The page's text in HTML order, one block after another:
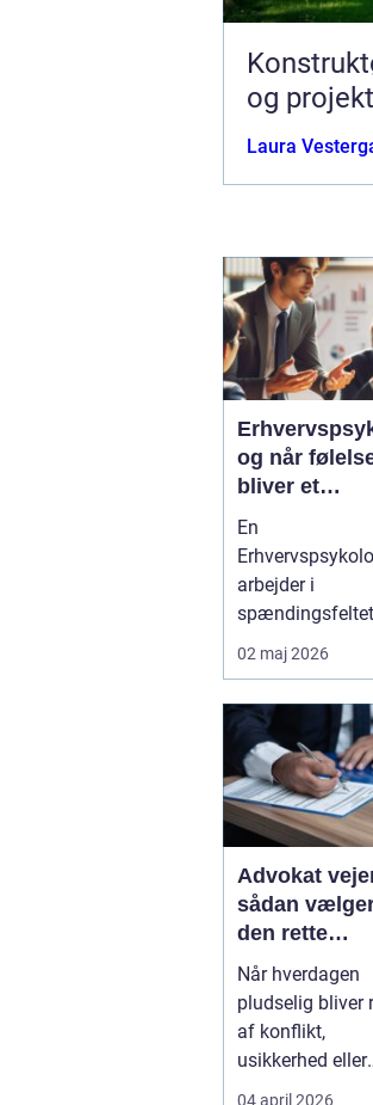
og
Laura
og når følelser
bliver et
strategisk
værktøj i
arbejdslivet
En
arbejder i
spændingsfeltet
mellem
og forretning.
er ikke kun på ...
02 maj 2026
Advokat
sådan
den rette
juridiske
lokalt
Når hverdagen
pludselig bliver
af konflikt,
usikkerhed eller
store
04 april 2026